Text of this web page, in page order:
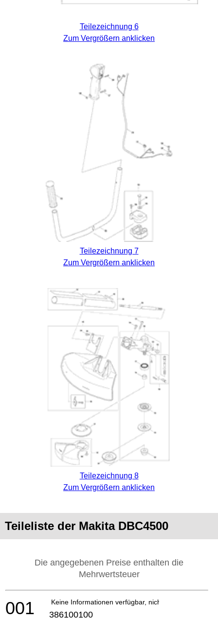
Teilezeichnung 6
Zum Vergrößern anklicken
Teilezeichnung 7
Zum Vergrößern anklicken
Teilezeichnung 8
Zum Vergrößern anklicken
Teileliste der Makita DBC4500
Die angegebenen Preise enthalten die
Mehrwertsteuer
Keine Informationen verfügbar, nicht bestellbar
001 386100100